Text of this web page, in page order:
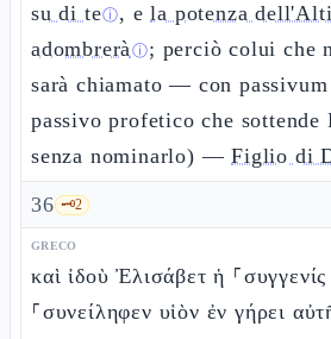
su di teⓘ, ela potenza
adombreràⓘ; perciò colui che
sarà chiamato — con
passivo profetico che sottende
senza nominarlo) —Figlio di
36 🗝️2
GRECO
καὶ ἰδοὺ Ἐλισάβετ ἡ
⸀συνείληφεν υἱὸν ἐν γήρει